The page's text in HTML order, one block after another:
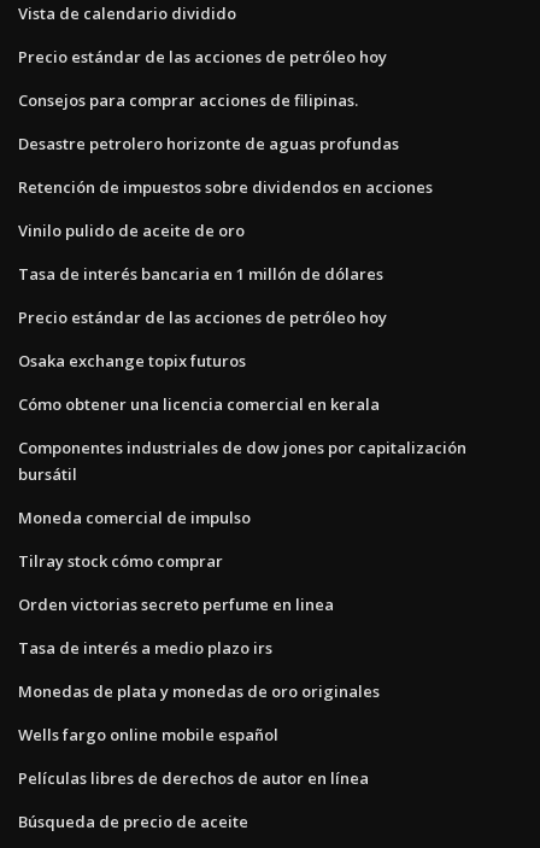
Vista de calendario dividido
Precio estándar de las acciones de petróleo hoy
Consejos para comprar acciones de filipinas.
Desastre petrolero horizonte de aguas profundas
Retención de impuestos sobre dividendos en acciones
Vinilo pulido de aceite de oro
Tasa de interés bancaria en 1 millón de dólares
Precio estándar de las acciones de petróleo hoy
Osaka exchange topix futuros
Cómo obtener una licencia comercial en kerala
Componentes industriales de dow jones por capitalización
bursátil
Moneda comercial de impulso
Tilray stock cómo comprar
Orden victorias secreto perfume en linea
Tasa de interés a medio plazo irs
Monedas de plata y monedas de oro originales
Wells fargo online mobile español
Películas libres de derechos de autor en línea
Búsqueda de precio de aceite